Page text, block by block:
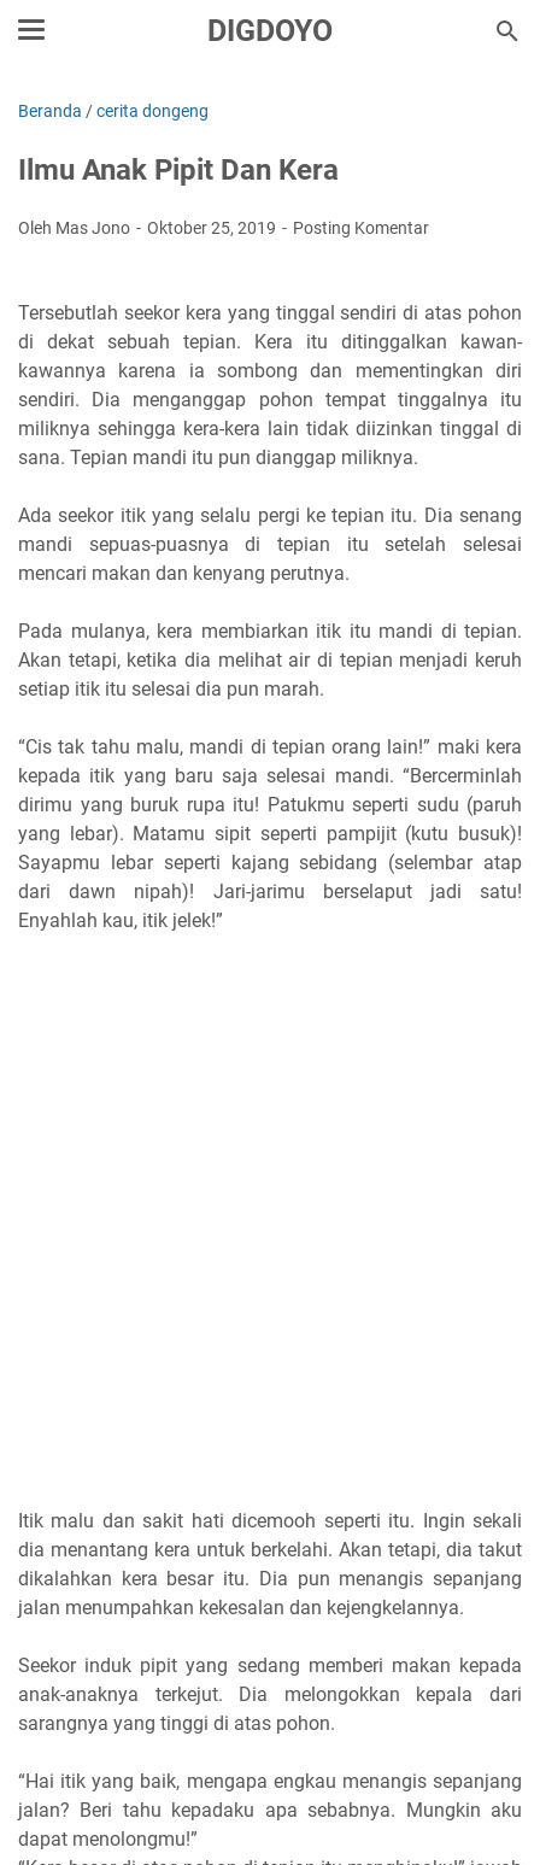
DIGDOYO
Beranda /cerita dongeng
Ilmu Anak Pipit Dan Kera
Oleh Mas Jono Oktober 25, 2019 Posting Komentar
Tersebutlah seekor kera yang tinggal sendiri di atas pohon
di dekat sebuah tepian. Kera itu ditinggalkan kawan-
kawannya karena ia sombong dan mementingkan diri
sendiri. Dia menganggap pohon tempat tinggalnya itu
miliknya sehingga kera-kera lain tidak diizinkan tinggal di
sana. Tepian mandi itu pun dianggap miliknya.
Ada seekor itik yang selalu pergi ke tepian itu. Dia senang
mandi sepuas-puasnya di tepian itu setelah selesai
mencari makan dan kenyang perutnya.
Pada mulanya, kera membiarkan itik itu mandi di tepian.
Akan tetapi, ketika dia melihat air di tepian menjadi keruh
setiap itik itu selesai dia pun marah.
“Cis tak tahu malu, mandi di tepian orang lain!” maki kera
kepada itik yang baru saja selesai mandi. “Bercerminlah
dirimu yang buruk rupa itu! Patukmu seperti sudu (paruh
yang lebar). Matamu sipit seperti pampijit (kutu busuk)!
Sayapmu lebar seperti kajang sebidang (selembar atap
dari dawn nipah)! Jari-jarimu berselaput jadi satu!
Enyahlah kau, itik jelek!”
Itik malu dan sakit hati dicemooh seperti itu. Ingin sekali
dia menantang kera untuk berkelahi. Akan tetapi, dia takut
dikalahkan kera besar itu. Dia pun menangis sepanjang
jalan menumpahkan kekesalan dan kejengkelannya.
Seekor induk pipit yang sedang memberi makan kepada
anak-anaknya terkejut. Dia melongokkan kepala dari
sarangnya yang tinggi di atas pohon.
“Hai itik yang baik, mengapa engkau menangis sepanjang
jalan? Beri tahu kepadaku apa sebabnya. Mungkin aku
dapat menolongmu!”